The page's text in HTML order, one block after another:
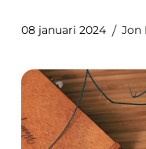
08 januari 2024 Jon